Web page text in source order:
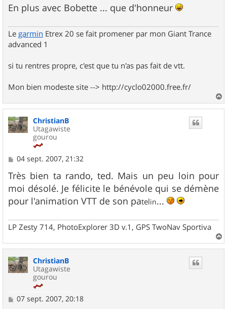
En plus avec Bobette ... que d'honneur
Le garmin Etrex 20 se fait promener par mon Giant Trance
advanced 1
si tu rentres propre, c'est que tu n'as pas fait de vtt.
Mon bien modeste site --> http://cyclo02000.free.fr/
a
ChristianB
Utagawiste
gourou
M
s
s
a
g
e
04 sept. 2007, 21:32
Très bien ta rando, ted. Mais un peu loin pour
moi désolé. Je félicite le bénévole qui se démène
pour l'animation VTT de son patelin...
LP Zesty 714, PhotoExplorer 3D v.1, GPS TwoNav Sportiva
a
ChristianB
Utagawiste
gourou
M
07 sept. 2007, 20:18